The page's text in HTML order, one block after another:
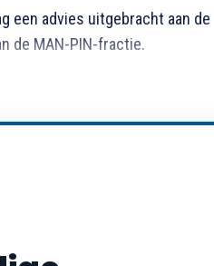
een advies uitgebracht aan de
de MAN-PIN-fractie.